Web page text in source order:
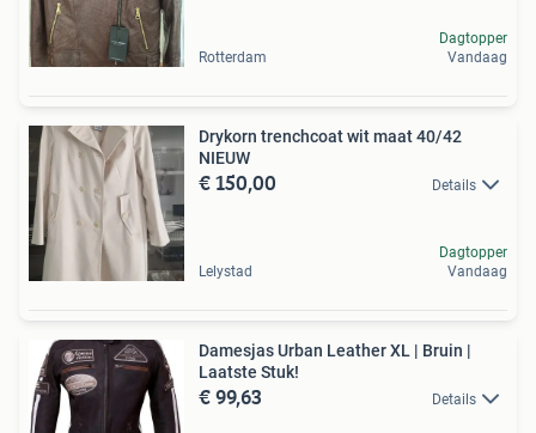
Rotterdam
Dagtopper
Vandaag
Drykorn trenchcoat wit maat 40/42
NIEUW
€ 150,00 Details
Lelystad
Dagtopper
Vandaag
Damesjas Urban Leather XL | Bruin |
Laatste Stuk!
€ 99,63 Details